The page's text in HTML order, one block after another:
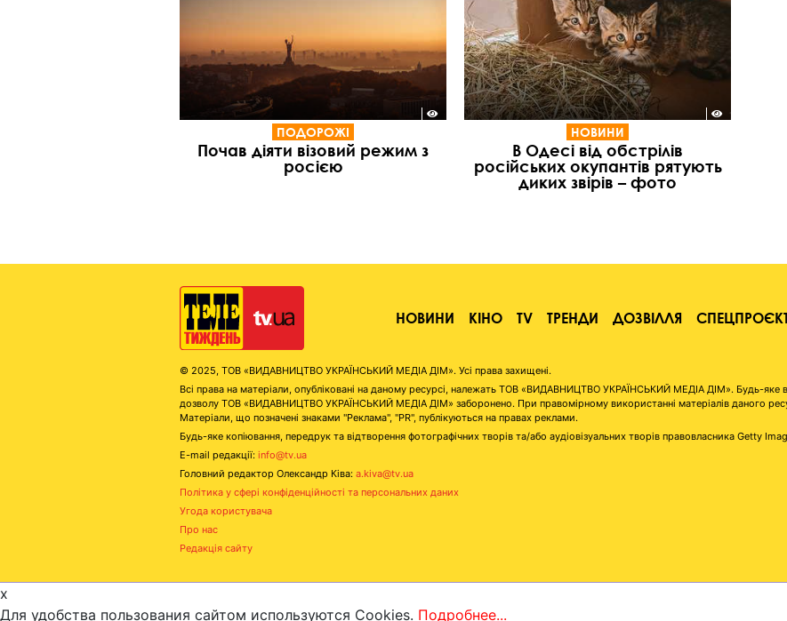
ПОДОРОЖІ
Почав діяти візовий режим з
росією
НОВИНИ
В Одесі від обстрілів
російських окупантів рятують
диких звірів – фото
НОВИНИ КІНО TV ТРЕНДИ ДОЗВІЛЛЯ
© 2025, ТОВ «ВИДАВНИЦТВО УКРАЇНСЬКИЙ МЕДІА ДІМ». Усі права захищені.
Всі права на матеріали, опубліковані на даному ресурсі, належать ТОВ «ВИДАВНИЦТВО УКРАЇНСЬКИЙ МЕДІА ДІМ». Будь-яке
дозволу ТОВ «ВИДАВНИЦТВО УКРАЇНСЬКИЙ МЕДІА ДІМ» заборонено. При правомірному використанні матеріалів даного
Матеріали, що позначені знаками "Реклама", "PR", публікуються на правах реклами.
Будь-яке копіювання, передрук та відтворення фотографічних творів та/або аудіовізуальних творів правовласника Getty
E-mail редакції: info@tv.ua
Головний редактор Олександр Ківа: a.kiva@tv.ua
Політика у сфері конфіденційності та персональних даних
Угода користувача
Про нас
Редакція сайту
x
Для удобства пользования сайтом используются Cookies. Подробнее...